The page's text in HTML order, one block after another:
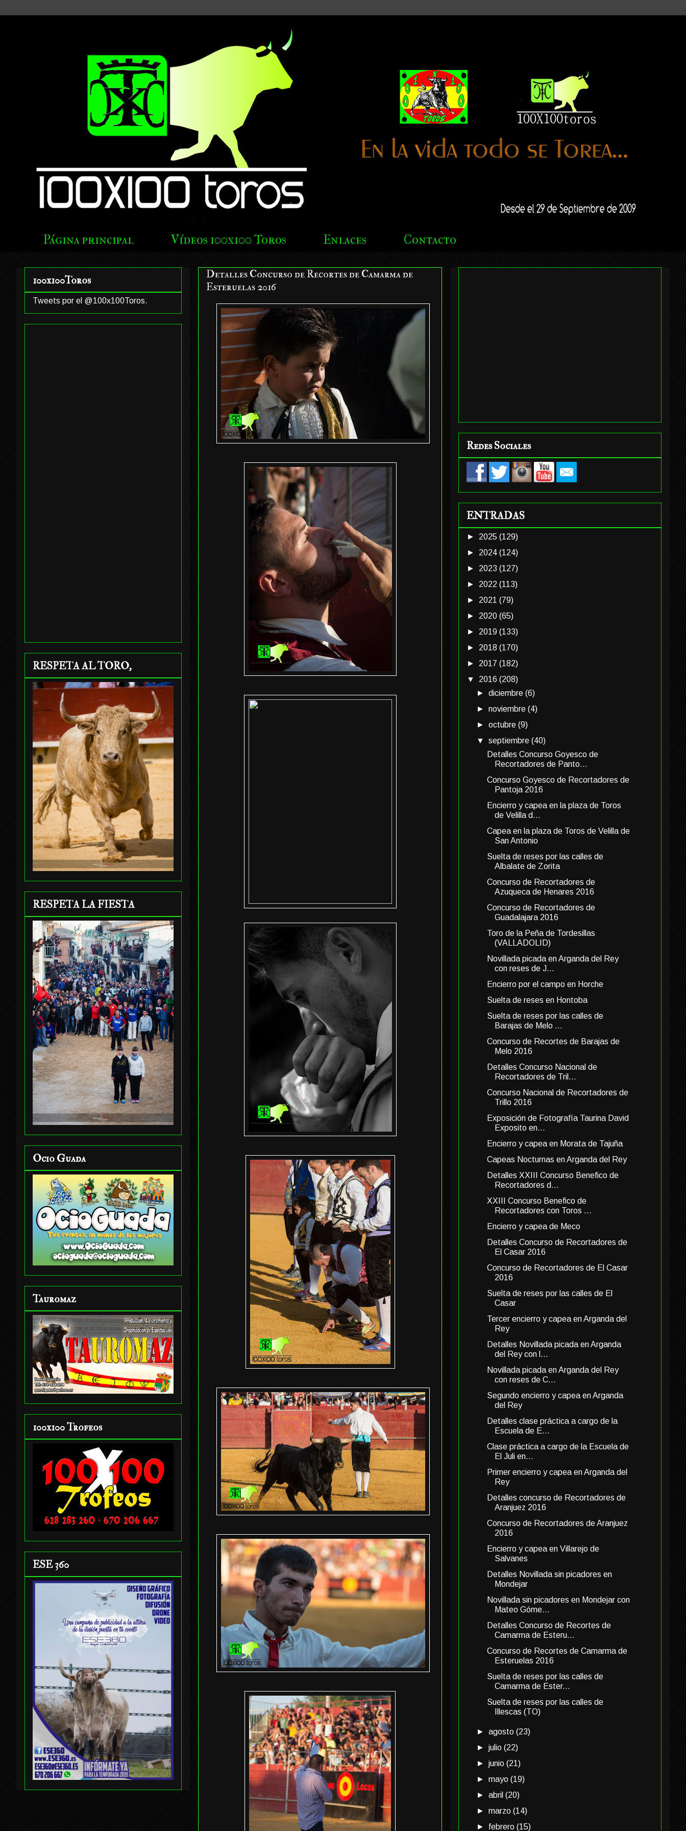
Página principal Vídeos 100x100 Toros Enlaces Contacto
Detalles Concurso de Recortes de Camarma de
Esteruelas 2016
100x100Toros
Tweets por el @100x100Toros.
RESPETA AL TORO,
RESPETA LA FIESTA
Ocio Guada
Tauromaz
100x100 Trofeos
ESE 360
Redes Sociales
ENTRADAS
► 2025 (129)
► 2024 (124)
► 2023 (127)
► 2022 (113)
► 2021 (79)
► 2020 (65)
► 2019 (133)
► 2018 (170)
► 2017 (182)
▼ 2016 (208)
►diciembre(6)
►noviembre(4)
►octubre(9)
▼septiembre(40)
Detalles Concurso Goyesco de
Recortadores de Panto...
Concurso Goyesco de Recortadores de
Pantoja 2016
Encierro y capea en la plaza de Toros
de Velilla d...
Capea en la plaza de Toros de Velilla de
San Antonio
Suelta de reses por las calles de
Albalate de Zorita
Concurso de Recortadores de
Azuqueca de Henares 2016
Concurso de Recortadores de
Guadalajara 2016
Toro de la Peña de Tordesillas
(VALLADOLID)
Novillada picada en Arganda del Rey
con reses de J...
Encierro por el campo en Horche
Suelta de reses en Hontoba
Suelta de reses por las calles de
Barajas de Melo ...
Concurso de Recortes de Barajas de
Melo 2016
Detalles Concurso Nacional de
Recortadores de Tril...
Concurso Nacional de Recortadores de
Trillo 2016
Exposición de Fotografía Taurina David
Exposito en...
Encierro y capea en Morata de Tajuña
Capeas Nocturnas en Arganda del Rey
Detalles XXIII Concurso Benefico de
Recortadores d...
XXIII Concurso Benefico de
Recortadores con Toros ...
Encierro y capea de Meco
Detalles Concurso de Recortadores de
El Casar 2016
Concurso de Recortadores de El Casar
2016
Suelta de reses por las calles de El
Casar
Tercer encierro y capea en Arganda del
Rey
Detalles Novillada picada en Arganda
del Rey con l...
Novillada picada en Arganda del Rey
con reses de C...
Segundo encierro y capea en Arganda
del Rey
Detalles clase práctica a cargo de la
Escuela de E...
Clase práctica a cargo de la Escuela de
El Juli en...
Primer encierro y capea en Arganda del
Rey
Detalles concurso de Recortadores de
Aranjuez 2016
Concurso de Recortadores de Aranjuez
2016
Encierro y capea en Villarejo de
Salvanes
Detalles Novillada sin picadores en
Mondejar
Novillada sin picadores en Mondejar con
Mateo Góme...
Detalles Concurso de Recortes de
Camarma de Esteru...
Concurso de Recortes de Camarma de
Esteruelas 2016
Suelta de reses por las calles de
Camarma de Ester...
Suelta de reses por las calles de
Illescas (TO)
►agosto(23)
►julio(22)
►junio(21)
►mayo(19)
►abril(20)
►marzo(14)
► febrero(15)